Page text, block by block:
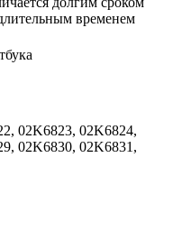
временем
02K6823, 02K6824,
02K6830, 02K6831,